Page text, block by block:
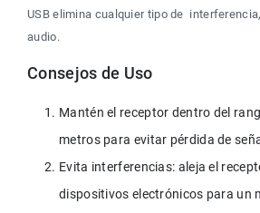
USB elimina cualquier tipo de
audio.
Consejos de Uso
Mantén el receptor dentro del
metros para evitar pérdida de
Evita interferencias: aleja el
dispositivos electrónicos para un